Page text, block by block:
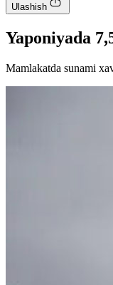
Ulashish
Yaponiyada
Mamlakatda sunami